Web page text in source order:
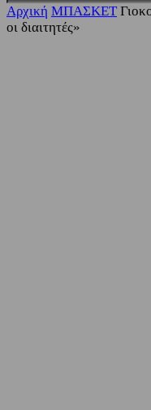
Αρχική ΜΠΑΣΚΕΤ
οι διαιτητές»